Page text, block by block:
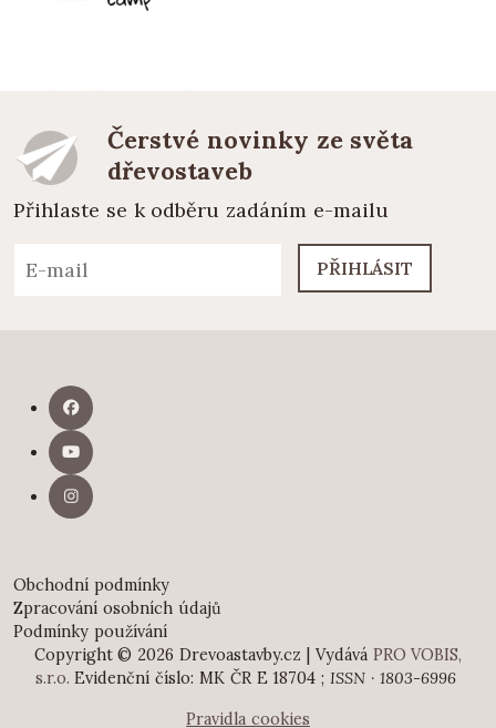
Čerstvé novinky ze světa
dřevostaveb
Přihlaste se k odběru zadáním e-mailu
PŘIHLÁSIT
Obchodní podmínky
Zpracování osobních údajů
Podmínky používání
Copyright © 2026 Drevoastavby.cz | Vydává PRO VOBIS,
s.r.o. Evidenční číslo: MK ČR E 18704 ; ISSN · 1803-6996
Pravidla cookies